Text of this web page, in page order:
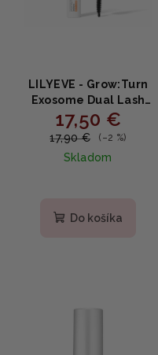
LILYEVE - Grow:Turn
Exosome Dual Lash
Serum - Dvojité sérum na
riasy s biotínom a
peptidmi 8ml
17,50 €
17,90 € (–2 %)
Skladom
Do košíka